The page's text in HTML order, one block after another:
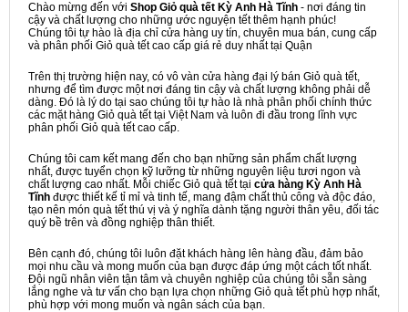
Chào mừng đến với Shop Giỏ quà tết Kỳ Anh Hà Tĩnh - nơi đáng tin
cậy và chất lượng cho những ước nguyện tết thêm hạnh phúc!
Chúng tôi tự hào là địa chỉ cửa hàng uy tín, chuyên mua bán, cung cấp
và phân phối Giỏ quà tết cao cấp giá rẻ duy nhất tại Quận
Trên thị trường hiện nay, có vô vàn cửa hàng đại lý bán Giỏ quà tết,
nhưng để tìm được một nơi đáng tin cậy và chất lượng không phải dễ
dàng. Đó là lý do tại sao chúng tôi tự hào là nhà phân phối chính thức
các mặt hàng Giỏ quà tết tại Việt Nam và luôn đi đầu trong lĩnh vực
phân phối Giỏ quà tết cao cấp.
Chúng tôi cam kết mang đến cho bạn những sản phẩm chất lượng
nhất, được tuyển chọn kỹ lưỡng từ những nguyên liệu tươi ngon và
chất lượng cao nhất. Mỗi chiếc Giỏ quà tết tại cửa hàng Kỳ Anh Hà
Tĩnh được thiết kế tỉ mỉ và tinh tế, mang đậm chất thủ công và độc đáo,
tạo nên món quà tết thú vị và ý nghĩa dành tặng người thân yêu, đối tác
quý bề trên và đồng nghiệp thân thiết.
Bên cạnh đó, chúng tôi luôn đặt khách hàng lên hàng đầu, đảm bảo
mọi nhu cầu và mong muốn của bạn được đáp ứng một cách tốt nhất.
Đội ngũ nhân viên tận tâm và chuyên nghiệp của chúng tôi sẵn sàng
lắng nghe và tư vấn cho bạn lựa chọn những Giỏ quà tết phù hợp nhất,
phù hợp với mong muốn và ngân sách của bạn.